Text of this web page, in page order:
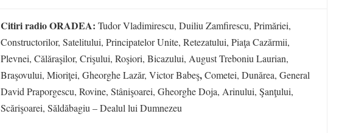
Citiri radio ORADEA: Tudor Vladimirescu, Duiliu Zamfirescu, Primăriei,
Constructorilor, Satelitului, Principatelor Unite, Retezatului, Piaţa Cazărmii,
Plevnei, Călăraşilor, Crişului, Roşiori, Bicazului, August Treboniu Laurian,
Braşovului, Mioriţei, Gheorghe Lazăr, Victor Babeş,Cometei, Dunărea, General
David Praporgescu, Rovine, Stânişoarei, Gheorghe Doja, Arinului, Şanţului,
Scărişoarei, Săldăbagiu – Dealul lui Dumnezeu